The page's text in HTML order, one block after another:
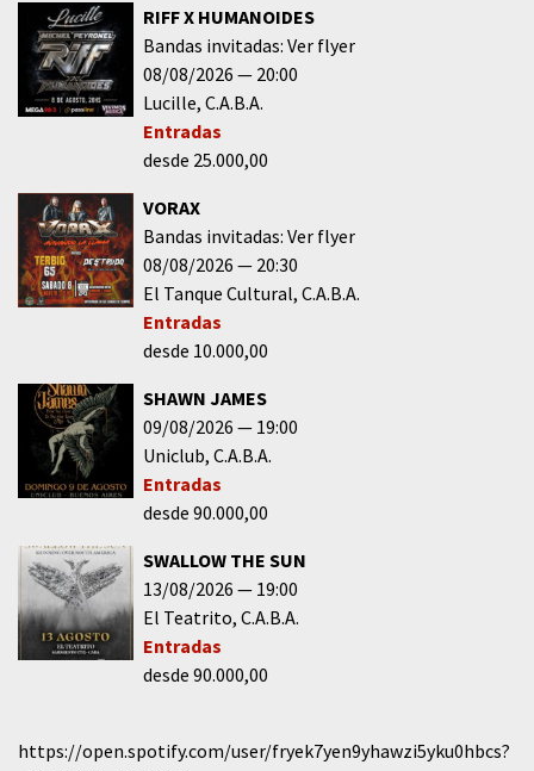
RIFF X HUMANOIDES
Bandas invitadas: Ver flyer
08/08/2026
20:00
Lucille C.A.B.A.
Entradas
desde 25.000,00
VORAX
Bandas invitadas: Ver flyer
08/08/2026
20:30
El Tanque Cultural C.A.B.A.
Entradas
desde 10.000,00
SHAWN JAMES
09/08/2026
19:00
Uniclub C.A.B.A.
Entradas
desde 90.000,00
SWALLOW THE SUN
13/08/2026
19:00
El Teatrito C.A.B.A.
Entradas
desde 90.000,00
https://open.spotify.com/user/fryek7yen9yhawzi5yku0hbcs?